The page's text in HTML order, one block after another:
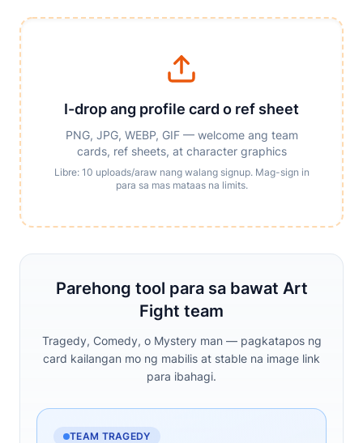
I-drop ang profile card o ref sheet
PNG, JPG, WEBP, GIF — welcome ang team
cards, ref sheets, at character graphics
Libre: 10 uploads/araw nang walang signup. Mag-sign in
para sa mas mataas na limits.
Parehong tool para sa bawat Art
Fight team
Tragedy, Comedy, o Mystery man — pagkatapos ng
card kailangan mo ng mabilis at stable na image link
para ibahagi.
TEAM TRAGEDY